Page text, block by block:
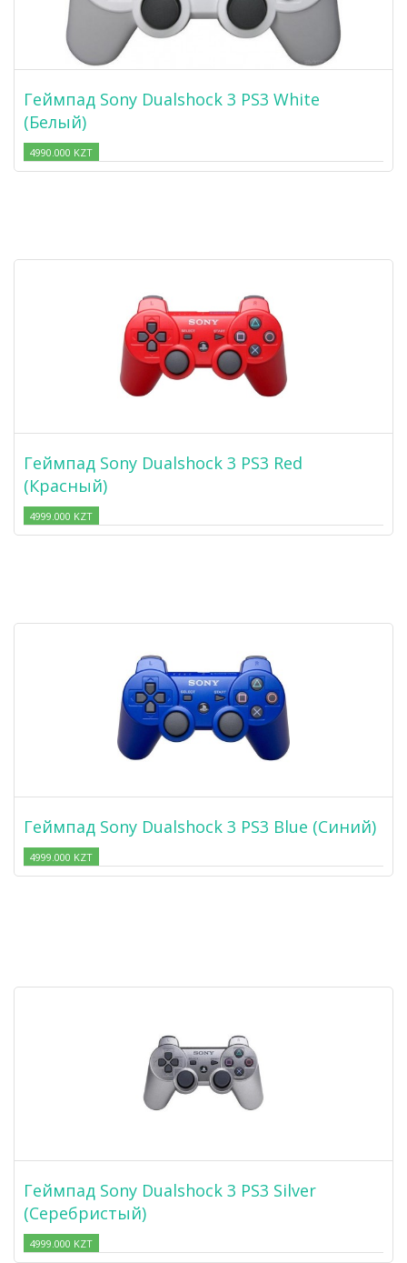
Геймпад Sony Dualshock 3 PS3 White
(Белый)
4990.000 KZT
Геймпад Sony Dualshock 3 PS3 Red
(Красный)
4999.000 KZT
Геймпад Sony Dualshock 3 PS3 Blue (Синий)
4999.000 KZT
Геймпад Sony Dualshock 3 PS3 Silver
(Серебристый)
4999.000 KZT